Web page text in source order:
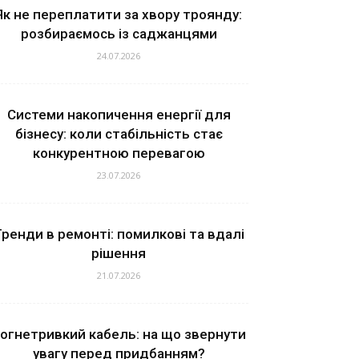
не переплатити за хвору троянду:
розбираємось із саджанцями
24.07.2026
Системи накопичення енергії для
бізнесу: коли стабільність стає
конкурентною перевагою
23.07.2026
в ремонті: помилкові та вдалі
рішення
21.07.2026
кабель: на що звернути
увагу перед придбанням?